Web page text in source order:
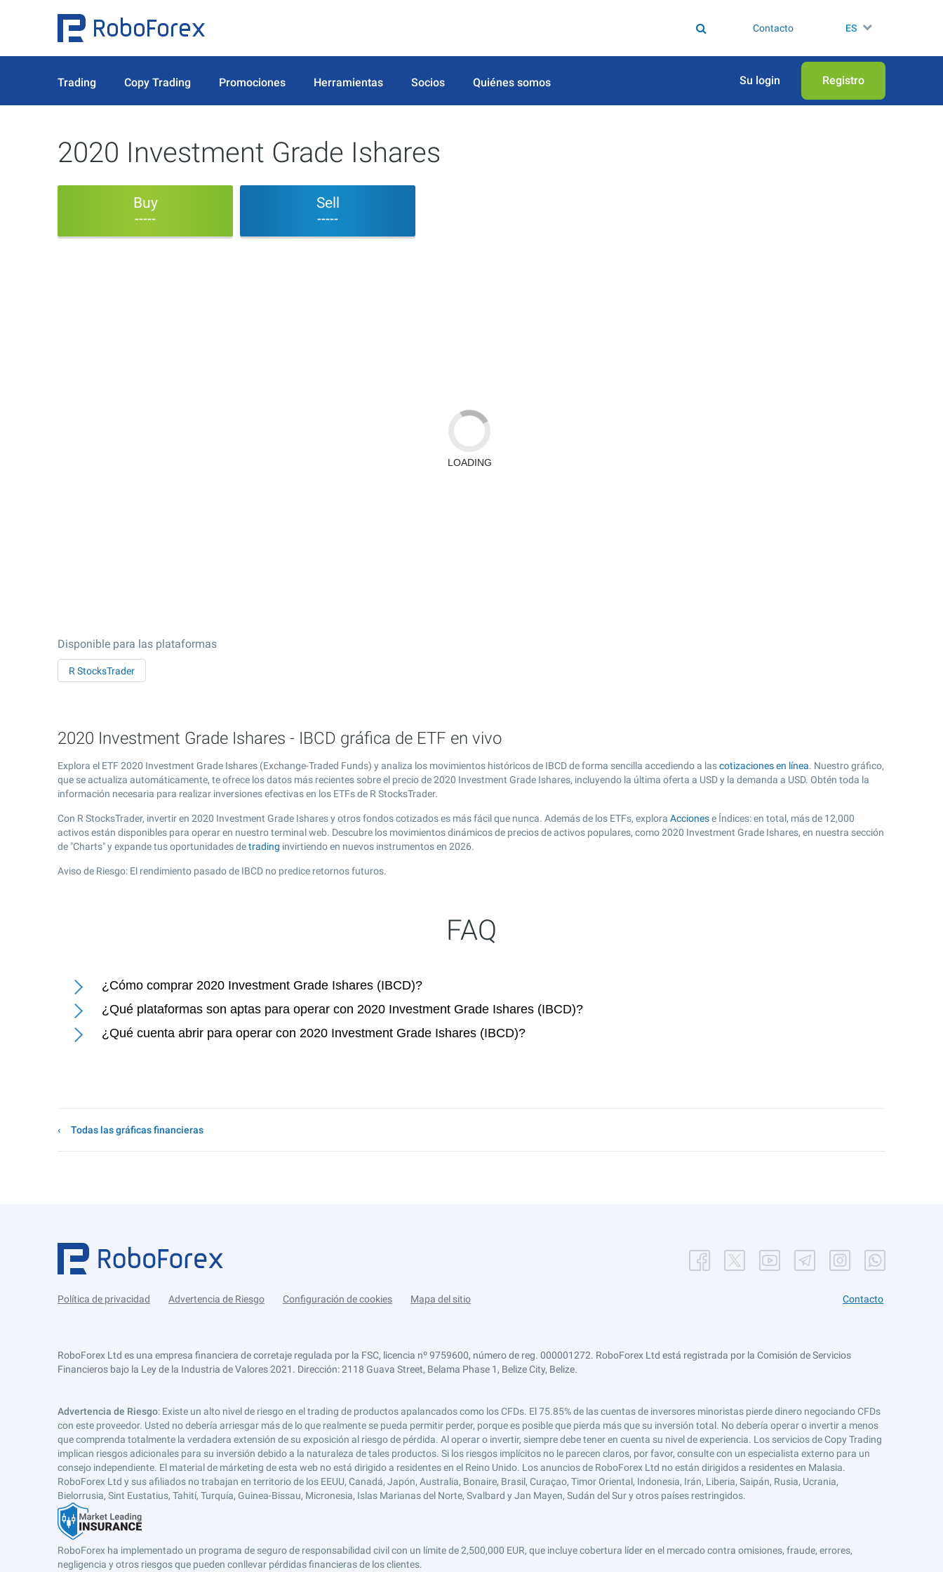
Contacto ES
Trading Copy Trading Promociones Herramientas Socios Quiénes somos Su login Registro
2020 Investment Grade Ishares
Buy
-----
Sell
-----
Disponible para las plataformas
R StocksTrader
2020 Investment Grade Ishares - IBCD gráfica de ETF en vivo
Explora el ETF 2020 Investment Grade Ishares (Exchange-Traded Funds) y analiza los movimientos históricos de IBCD de forma sencilla accediendo a lascotizaciones en línea. Nuestro gráfico,
que se actualiza automáticamente, te ofrece los datos más recientes sobre el precio de 2020 Investment Grade Ishares, incluyendo la última oferta a USD y la demanda a USD. Obtén toda la
información necesaria para realizar inversiones efectivas en los ETFs de R StocksTrader.
Con R StocksTrader, invertir en 2020 Investment Grade Ishares y otros fondos cotizados es más fácil que nunca. Además de los ETFs, explora Accionese Índices: en total, más de 12,000
activos están disponibles para operar en nuestro terminal web. Descubre los movimientos dinámicos de precios de activos populares, como 2020 Investment Grade Ishares, en nuestra sección
de "Charts" y expande tus oportunidades detrading invirtiendo en nuevos instrumentos en 2026.
Aviso de Riesgo: El rendimiento pasado de IBCD no predice retornos futuros.
FAQ
¿Cómo comprar 2020 Investment Grade Ishares (IBCD)?
¿Qué plataformas son aptas para operar con 2020 Investment Grade Ishares (IBCD)?
¿Qué cuenta abrir para operar con 2020 Investment Grade Ishares (IBCD)?
Todas las gráficas financieras
Política de privacidad Advertencia de Riesgo Configuración de cookies Mapa del sitio Contacto
RoboForex Ltd es una empresa financiera de corretaje regulada por la FSC, licencia nº 9759600, número de reg. 000001272. RoboForex Ltd está registrada por la Comisión de Servicios
Financieros bajo la Ley de la Industria de Valores 2021. Dirección: 2118 Guava Street, Belama Phase 1, Belize City, Belize.
Advertencia de Riesgo: Existe un alto nivel de riesgo en el trading de productos apalancados como los CFDs. El 75.85% de las cuentas de inversores minoristas pierde dinero negociando CFDs
con este proveedor. Usted no debería arriesgar más de lo que realmente se pueda permitir perder, porque es posible que pierda más que su inversión total. No debería operar o invertir a menos
que comprenda totalmente la verdadera extensión de su exposición al riesgo de pérdida. Al operar o invertir, siempre debe tener en cuenta su nivel de experiencia. Los servicios de Copy Trading
implican riesgos adicionales para su inversión debido a la naturaleza de tales productos. Si los riesgos implícitos no le parecen claros, por favor, consulte con un especialista externo para un
consejo independiente. El material de márketing de esta web no está dirigido a residentes en el Reino Unido. Los anuncios de RoboForex Ltd no están dirigidos a residentes en Malasia.
RoboForex Ltd y sus afiliados no trabajan en territorio de los EEUU, Canadá, Japón, Australia, Bonaire, Brasil, Curaçao, Timor Oriental, Indonesia, Irán, Liberia, Saipán, Rusia, Ucrania,
Bielorrusia, Sint Eustatius, Tahití, Turquía, Guinea-Bissau, Micronesia, Islas Marianas del Norte, Svalbard y Jan Mayen, Sudán del Sur y otros países restringidos.
RoboForex ha implementado un programa de seguro de responsabilidad civil con un límite de 2,500,000 EUR, que incluye cobertura líder en el mercado contra omisiones, fraude, errores,
negligencia y otros riesgos que pueden conllevar pérdidas financieras de los clientes.